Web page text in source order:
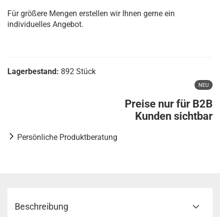
Für größere Mengen erstellen wir Ihnen gerne ein
individuelles Angebot.
Lagerbestand: 892 Stück
NEU
Preise nur für B2B
Kunden sichtbar
Persönliche Produktberatung
Beschreibung